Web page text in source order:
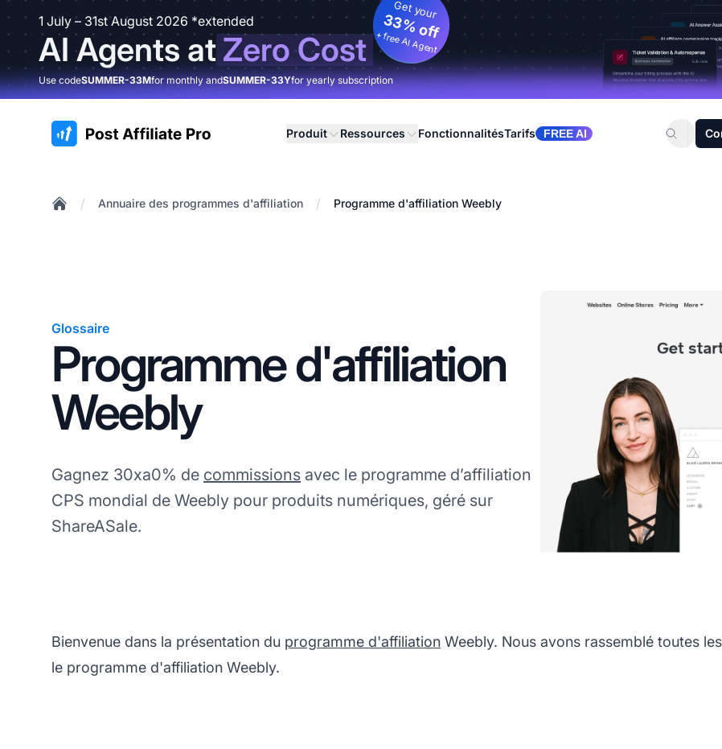
1 July – 31st August 2026 *extended
AI Agents atZero Cost
Get your
33% off
+ free AI Agent
Use codeSUMMER-33Mfor monthly andSUMMER-33Yfor yearly subscription
:site.title Produit Ressources FonctionnalitésTarifs FREE AI
/ Annuaire des programmes d'affiliation / Programme d'affiliation Weebly
Glossaire
Programme d'affiliation
Weebly
Gagnez 30xa0% de commissions avec le programme d’affiliation
CPS mondial de Weebly pour produits numériques, géré sur
ShareASale.
Bienvenue dans la présentation du programme d'affiliation Weebly. Nous avons rassemblé toutes
le programme d'affiliation Weebly.